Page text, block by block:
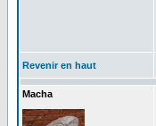
Revenir en haut
Macha